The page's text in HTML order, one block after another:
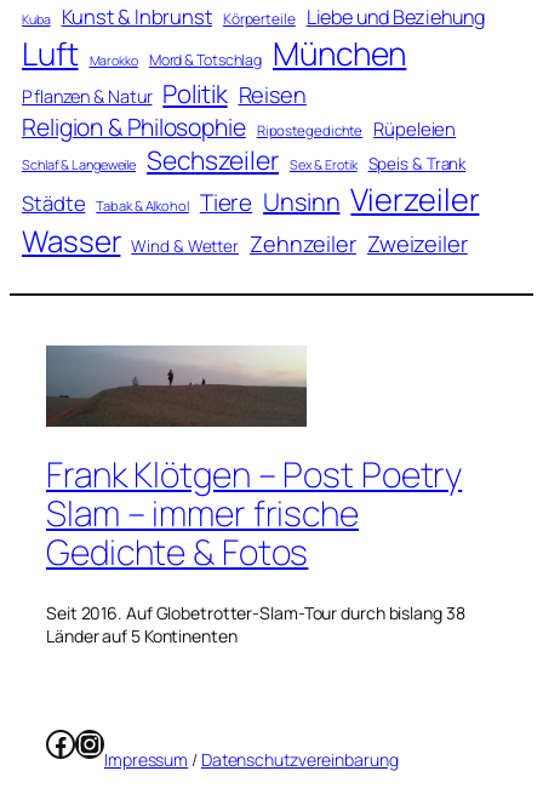
Kuba Kunst & Inbrunst Körperteile Liebe und Beziehung
Luft Marokko Mord & Totschlag München
Pflanzen & Natur Politik Reisen
Religion & Philosophie Ripostegedichte Rüpeleien
Schlaf & Langeweile Sechszeiler Sex & Erotik Speis & Trank
Städte Tabak & Alkohol Tiere Unsinn Vierzeiler
Wasser Wind & Wetter Zehnzeiler Zweizeiler
Frank Klötgen – Post Poetry
Slam – immer frische
Gedichte & Fotos
Seit 2016. Auf Globetrotter-Slam-Tour durch bislang 38
Länder auf 5 Kontinenten
Facebook
Instagram
Impressum / Datenschutzvereinbarung